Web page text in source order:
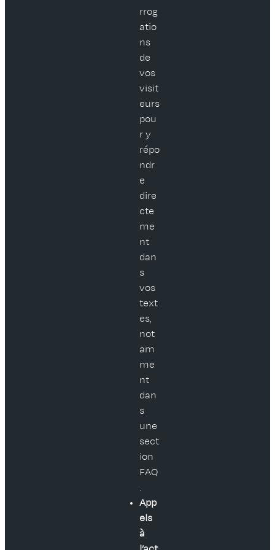
rrog
atio
ns
de
vos
visit
eurs
pou
r y
répo
ndr
e
dire
cte
me
nt
dan
s
vos
text
es,
not
am
me
nt
dan
s
une
sect
ion
FAQ
App
els
à